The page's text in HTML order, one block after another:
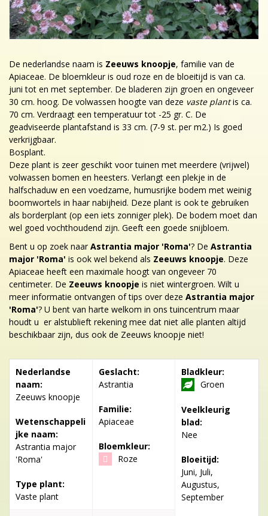
De nederlandse naam is Zeeuws knoopje, familie van de
Apiaceae. De bloemkleur is oud roze en de bloeitijd is van ca.
juni tot en met september. De bladeren zijn groen en ongeveer
30 cm. hoog. De volwassen hoogte van deze vaste plantis ca.
70 cm. Verdraagt een temperatuur tot -25 gr. C. De
geadviseerde plantafstand is 33 cm. (7-9 st. per m2.) Is goed
verkrijgbaar.
Bosplant.
Deze plant is zeer geschikt voor tuinen met meerdere (vrijwel)
volwassen bomen en heesters. Verlangt een plekje in de
halfschaduw en een voedzame, humusrijke bodem met weinig
boomwortels in haar nabijheid. Deze plant is ook te gebruiken
als borderplant (op een iets zonniger plek). De bodem moet dan
wel goed vochthoudend zijn. Geeft een goede snijbloem.
Bent u op zoek naarAstrantia major 'Roma'? De Astrantia
major 'Roma' is ook wel bekend als Zeeuws knoopje. Deze
Apiaceae heeft een maximale hoogt van ongeveer 70
centimeter. De Zeeuws knoopje is niet wintergroen. Wilt u
meer informatie ontvangen of tips over deze Astrantia major
'Roma'? U bent van harte welkom in ons tuincentrum maar
houdt u er alstublieft rekening mee dat niet alle planten altijd
beschikbaar zijn, dus ook de Zeeuws knoopje niet!
Nederlandse
naam:
Zeeuws knoopje
Wetenschappeli
jke naam:
Astrantia major
'Roma'
Type plant:
Vaste plant
Geslacht:
Astrantia
Familie:
Apiaceae
Bloemkleur:
Roze
Bladkleur:
Groen
Veelkleurig
blad:
Nee
Bloeitijd:
Juni, Juli,
Augustus,
September